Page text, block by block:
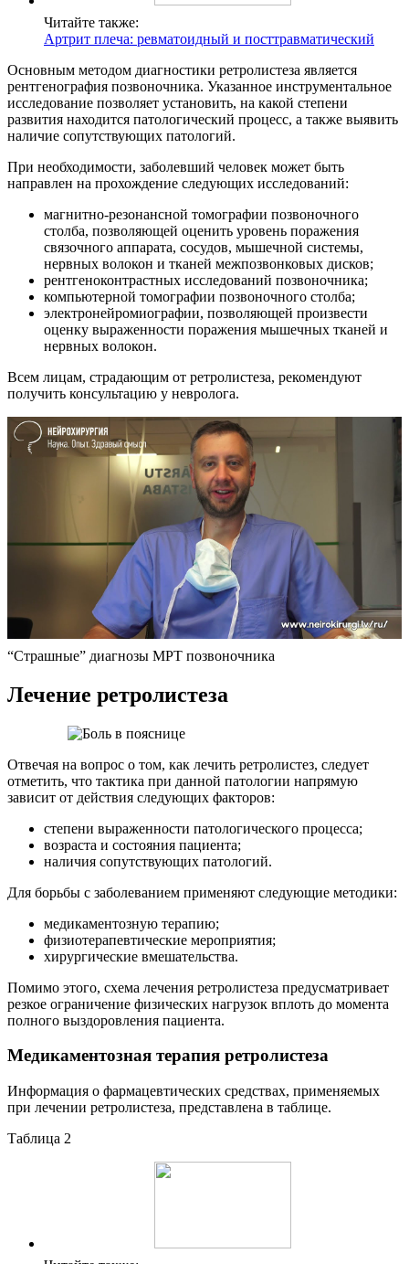
Читайте также:
Артрит плеча: ревматоидный и посттравматический
Основным методом диагностики ретролистеза является
рентгенография позвоночника. Указанное инструментальное
исследование позволяет установить, на какой степени
развития находится патологический процесс, а также выявить
наличие сопутствующих патологий.
При необходимости, заболевший человек может быть
направлен на прохождение следующих исследований:
магнитно-резонансной томографии позвоночного
столба, позволяющей оценить уровень поражения
связочного аппарата, сосудов, мышечной системы,
нервных волокон и тканей межпозвонковых дисков;
рентгеноконтрастных исследований позвоночника;
компьютерной томографии позвоночного столба;
электронейромиографии, позволяющей произвести
оценку выраженности поражения мышечных тканей и
нервных волокон.
Всем лицам, страдающим от ретролистеза, рекомендуют
получить консультацию у невролога.
“Страшные” диагнозы МРТ позвоночника
Лечение ретролистеза
Отвечая на вопрос о том, как лечить ретролистез, следует
отметить, что тактика при данной патологии напрямую
зависит от действия следующих факторов:
степени выраженности патологического процесса;
возраста и состояния пациента;
наличия сопутствующих патологий.
Для борьбы с заболеванием применяют следующие методики:
медикаментозную терапию;
физиотерапевтические мероприятия;
хирургические вмешательства.
Помимо этого, схема лечения ретролистеза предусматривает
резкое ограничение физических нагрузок вплоть до момента
полного выздоровления пациента.
Медикаментозная терапия ретролистеза
Информация о фармацевтических средствах, применяемых
при лечении ретролистеза, представлена в таблице.
Таблица 2